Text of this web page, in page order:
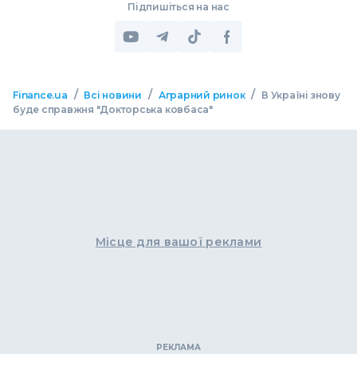
Підпишіться на нас
Finance.ua / Всі новини / Аграрний ринок / В Україні знову
буде справжня "Докторська ковбаса"
Місце для вашої реклами